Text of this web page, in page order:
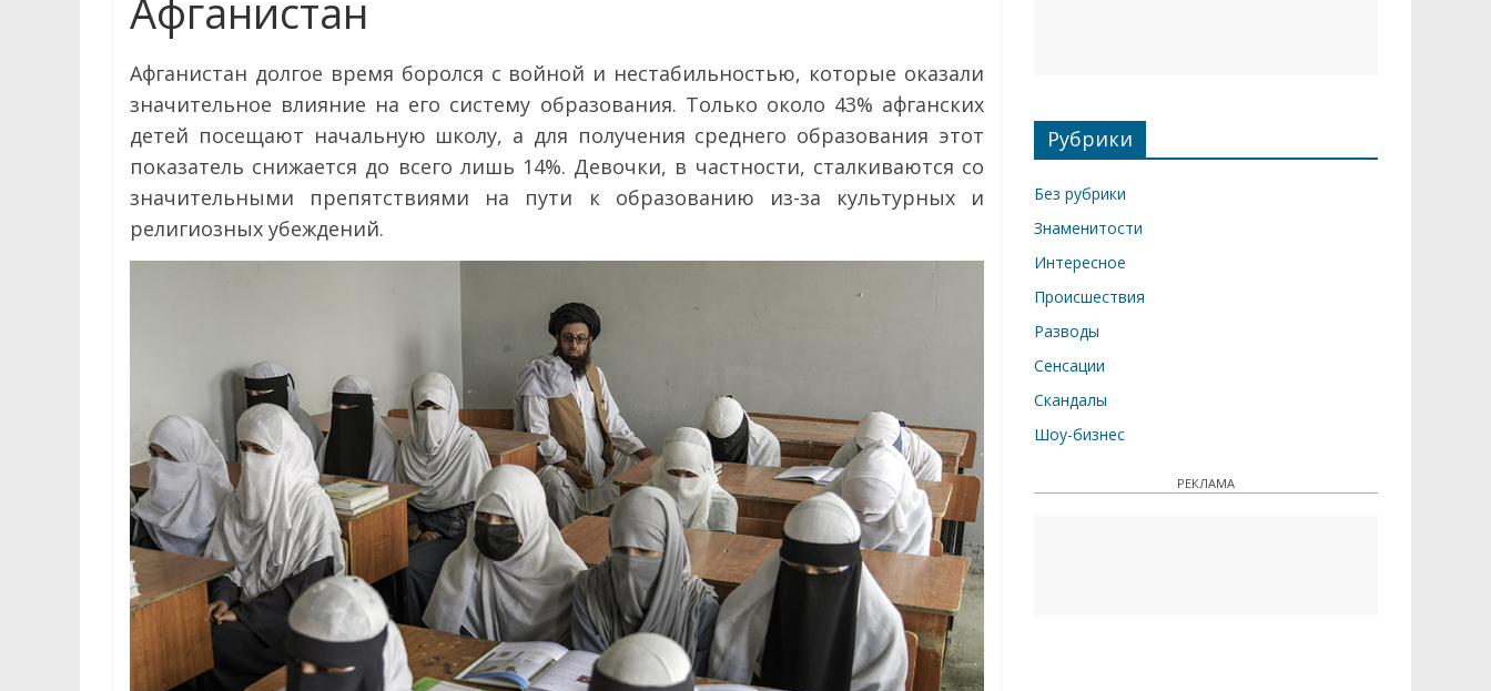
Афганистан
Афганистан долгое время боролся с войной и нестабильностью, которые оказали
значительное влияние на его систему образования. Только около 43% афганских
детей посещают начальную школу, а для получения среднего образования этот
показатель снижается до всего лишь 14%. Девочки, в частности, сталкиваются со
значительными препятствиями на пути к образованию из-за культурных и
религиозных убеждений.
Рубрики
Без рубрики
Знаменитости
Интересное
Происшествия
Разводы
Сенсации
Скандалы
Шоу-бизнес
РЕКЛАМА